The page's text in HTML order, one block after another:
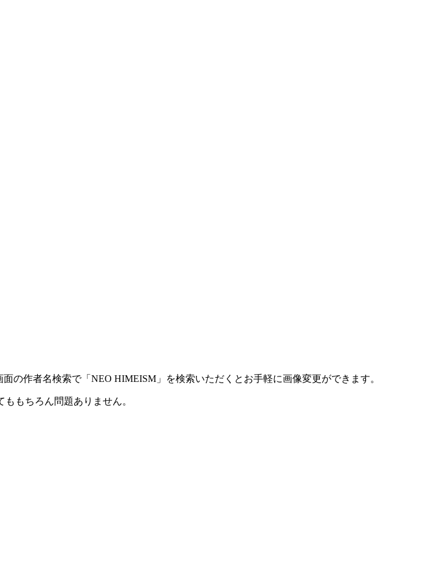
の作者名検索で「NEO HIMEISM」を検索いただくとお手軽に画像変更ができます。
もちろん問題ありません。